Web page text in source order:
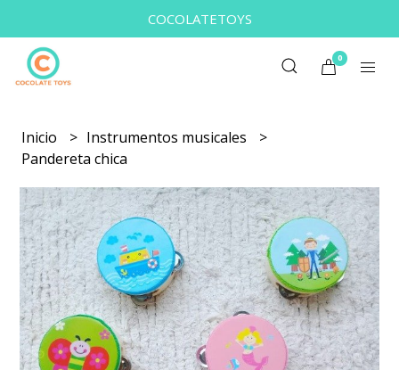
COCOLATETOYS
0
Inicio
Instrumentos musicales
Pandereta chica